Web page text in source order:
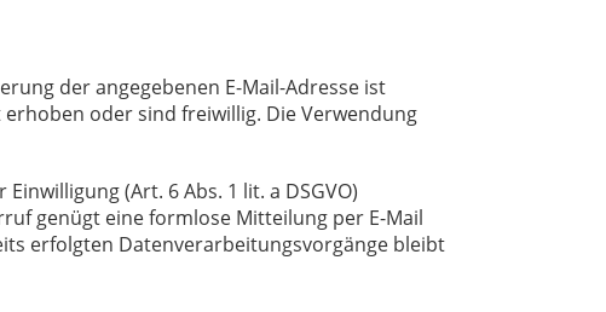
der angegebenen E-Mail-Adresse ist
oder sind freiwillig. Die Verwendung
(Art. 6 Abs. 1 lit. a DSGVO)
genügt eine formlose Mitteilung per E-Mail
erfolgten Datenverarbeitungsvorgänge bleibt